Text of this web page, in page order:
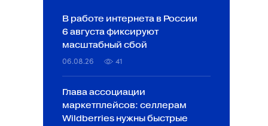
В работе интернета в России
6 августа фиксируют
масштабный сбой
06.08.26 41
Глава ассоциации
маркетплейсов: селлерам
Wildberries нужны быстрые